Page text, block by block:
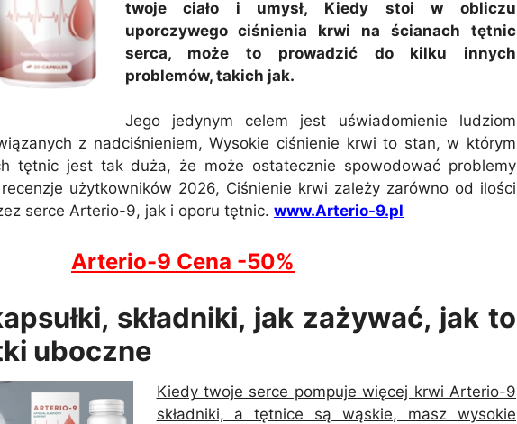
twoje ciało i umysł, Kiedy stoi w obliczu
uporczywego ciśnienia krwi na ścianach tętnic
serca, może to prowadzić do kilku innych
problemów, takich jak.
Jego jedynym celem jest uświadomienie ludziom
z nadciśnieniem, Wysokie ciśnienie krwi to stan, w którym
tętnic jest tak duża, że może ostatecznie spowodować problemy
użytkowników 2026, Ciśnienie krwi zależy zarówno od ilości
serce Arterio-9, jak i oporu tętnic. www.Arterio-9.pl
Arterio-9 Cena -50%
składniki, jak zażywać, jak to
uboczne
Kiedy twoje serce pompuje więcej krwi Arterio-9
składniki, a tętnice są wąskie, masz wysokie